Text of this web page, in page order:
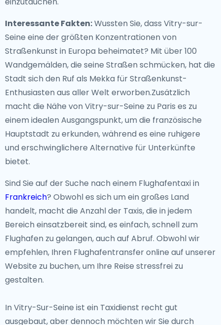
Interessante Fakten:Wussten Sie, dass Vitry-sur-
Seine eine der größten Konzentrationen von
Straßenkunst in Europa beheimatet? Mit über 100
Wandgemälden, die seine Straßen schmücken, hat die
Stadt sich den Ruf als Mekka für Straßenkunst-
Enthusiasten aus aller Welt erworben.Zusätzlich
macht die Nähe von Vitry-sur-Seine zu Paris es zu
einem idealen Ausgangspunkt, um die französische
Hauptstadt zu erkunden, während es eine ruhigere
und erschwinglichere Alternative für Unterkünfte
bietet.
Sind Sie auf der Suche nach einem Flughafentaxi in
Frankreich? Obwohl es sich um ein großes Land
handelt, macht die Anzahl der Taxis, die in jedem
Bereich einsatzbereit sind, es einfach, schnell zum
Flughafen zu gelangen, auch auf Abruf. Obwohl wir
empfehlen, Ihren Flughafentransfer online auf unserer
Website zu buchen, um Ihre Reise stressfrei zu
gestalten.
In Vitry-Sur-Seine ist ein Taxidienst recht gut
ausgebaut, aber dennoch möchten wir Sie durch